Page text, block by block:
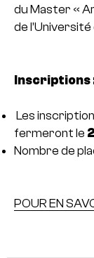
du Master «
de l’Université
Inscriptions
Les
fermeront le
Nombre de
POUR EN